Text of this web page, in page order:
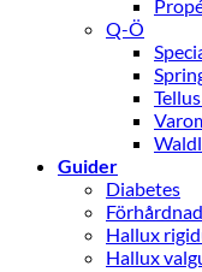
Q-Ö
Guider
Diabetes
Hallux
Hallux